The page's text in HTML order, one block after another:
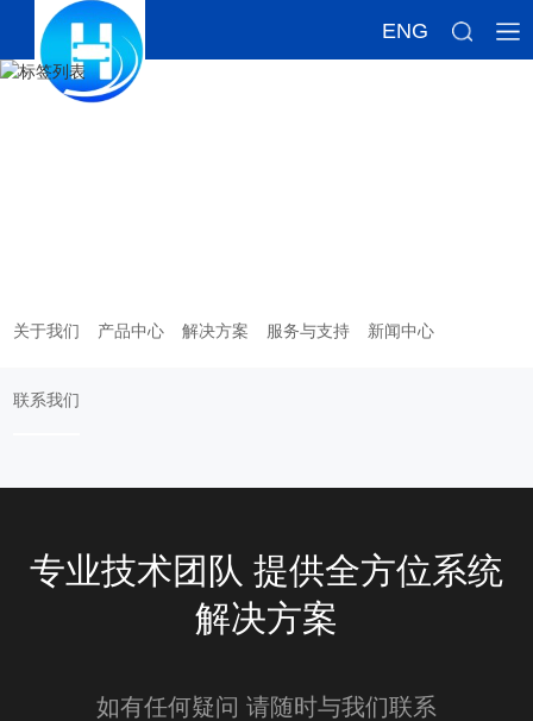
ENG
关于我们 产品中心 解决方案 服务与支持 新闻中心
联系我们
专业技术团队 提供全方位系统
解决方案
如有任何疑问 请随时与我们联系